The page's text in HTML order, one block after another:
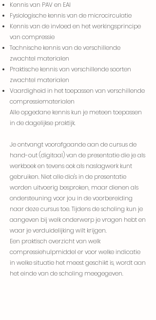
Kennis van PAV en EAI
Fysiologische kennis van de microcirculatie
Kennis van de invloed en het werkingsprincipe
van compressie
Technische kennis van de verschillende
zwachtel materialen
Praktische kennis van verschillende soorten
zwachtel materialen
Vaardigheid in het toepassen van verschillende
compressiematerialen
Alle opgedane kennis kun je meteen toepassen
in de dagelijkse praktijk.
Je ontvangt voorafgaande aan de cursus de
hand-out (digitaal) van de presentatie die je als
werkboek en tevens ook als naslagwerk kunt
gebruiken. Niet alle dia's in de presentatie
worden uitvoerig besproken, maar dienen als
ondersteuning voor jou in de voorbereiding
naar deze cursus toe. Tijdens de scholing kun je
aangeven bij welk onderwerp je vragen hebt en
waar je verduidelijking wilt krijgen.
Een praktisch overzicht van welk
compressiehulpmiddel er voor welke indicatie
in welke situatie het meest geschikt is, wordt aan
het einde van de scholing meegegeven.